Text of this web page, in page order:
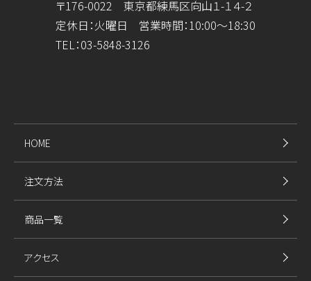
〒176-0022 東京都練馬区向山１-１４-２
定休日：火曜日 営業時間：10:00～18:30
TEL：03-5848-3126
HOME
注文方法
商品一覧
アクセス